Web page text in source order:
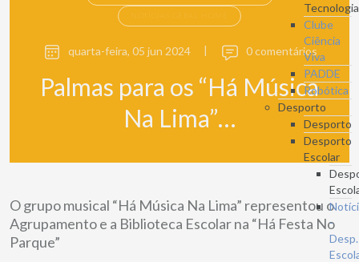
Tecnologia
Clube
Ciência
Viva
PADDE
Robótica
Desporto
Desporto
Desporto
Escolar
-
Desp.
NOTÍCIAS GERAL HOME
quarta-feira, 05 jun 2024 | 0 comentários
Palmas para os “Há Música
Na Lima”…
O grupo musical “Há Música Na Lima” representou o
Agrupamento e a Biblioteca Escolar na “Há Festa No
Parque”